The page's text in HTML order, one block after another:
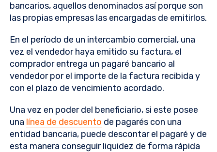
bancarios, aquellos denominados así porque son
las propias empresas las encargadas de emitirlos.
En el período de un intercambio comercial, una
vez el vendedor haya emitido su factura, el
comprador entrega un pagaré bancario al
vendedor por el importe de la factura recibida y
con el plazo de vencimiento acordado.
Una vez en poder del beneficiario, si este posee
una línea de descuento de pagarés con una
entidad bancaria, puede descontar el pagaré y de
esta manera conseguir liquidez de forma rápida